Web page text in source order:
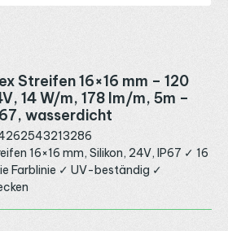
Streifen 16×16 mm – 120
14 W/m, 178 lm/m, 5m –
wasserdicht
16×16 mm, Silikon, 24V, IP67 ✓ 16
Farblinie ✓ UV-beständig ✓